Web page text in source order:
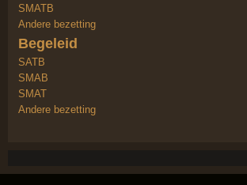
SMATB
Andere bezetting
Begeleid
SATB
SMAB
SMAT
Andere bezetting